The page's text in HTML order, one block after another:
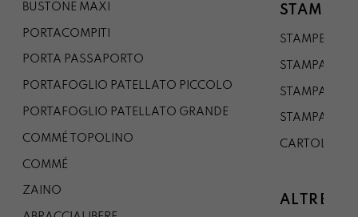
BUSTONE MAXI
PORTACOMPITI
PORTA PASSAPORTO
PORTAFOGLIO PATELLATO PICCOLO
PORTAFOGLIO PATELLATO GRANDE
COMMÉ TOPOLINO
COMMÉ
ZAINO
STAMPE
STAMPE A5
STAMPA A3
STAMPA A1
STAMPA A0
CARTOLINA
ALTRE